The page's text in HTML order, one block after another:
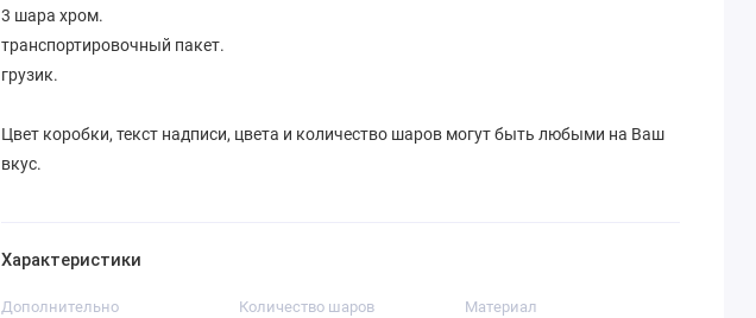
3 шара хром.
транспортировочный пакет.
грузик.
Цвет коробки, текст надписи, цвета и количество шаров могут быть любыми на Ваш
вкус.
Характеристики
Дополнительно Количество шаров Материал